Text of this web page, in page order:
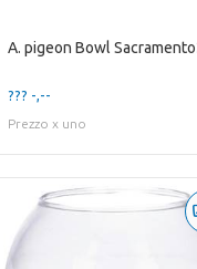
??? -,--
Prezzo x uno